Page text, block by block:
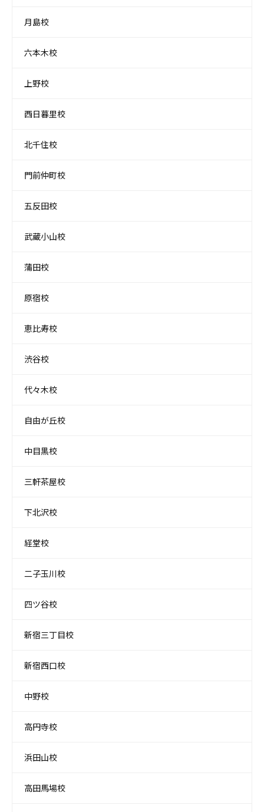
月島校
六本木校
上野校
西日暮里校
北千住校
門前仲町校
五反田校
武蔵小山校
蒲田校
原宿校
恵比寿校
渋谷校
代々木校
自由が丘校
中目黒校
三軒茶屋校
下北沢校
経堂校
二子玉川校
四ツ谷校
新宿三丁目校
新宿西口校
中野校
高円寺校
浜田山校
高田馬場校